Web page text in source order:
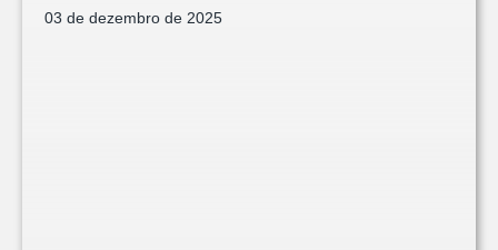
03 de dezembro de 2025